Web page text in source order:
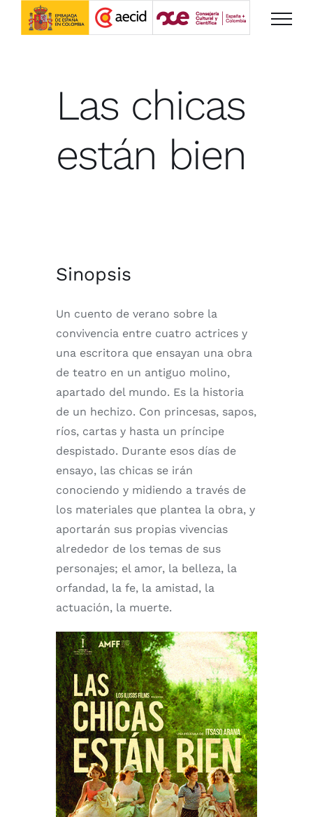
Saltar
Las chicas
están bien
Sinopsis
Un cuento de verano sobre la
convivencia entre cuatro actrices y
una escritora que ensayan una obra
de teatro en un antiguo molino,
apartado del mundo. Es la historia
de un hechizo. Con princesas, sapos,
ríos, cartas y hasta un príncipe
despistado. Durante esos días de
ensayo, las chicas se irán
conociendo y midiendo a través de
los materiales que plantea la obra, y
aportarán sus propias vivencias
alrededor de los temas de sus
personajes; el amor, la belleza, la
orfandad, la fe, la amistad, la
actuación, la muerte.